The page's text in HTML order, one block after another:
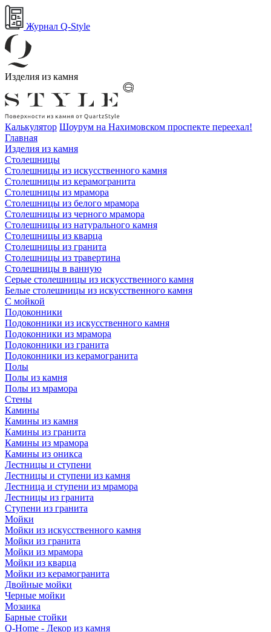
Журнал Q-Style
Изделия из камня
Калькулятор Шоурум на Нахимовском проспекте переехал!
Главная
Изделия из камня
Столешницы
Столешницы из искусственного камня
Столешницы из керамогранита
Столешницы из мрамора
Столешницы из белого мрамора
Столешницы из черного мрамора
Столешницы из натурального камня
Столешницы из кварца
Столешницы из гранита
Столешницы из травертина
Столешницы в ванную
Серые столешницы из искусственного камня
Белые столешницы из искусственного камня
С мойкой
Подоконники
Подоконники из искусственного камня
Подоконники из мрамора
Подоконники из гранита
Подоконники из керамогранита
Полы
Полы из камня
Полы из мрамора
Стены
Камины
Камины из камня
Камины из гранита
Камины из мрамора
Камины из оникса
Лестницы и ступени
Лестницы и ступени из камня
Лестница и ступени из мрамора
Лестницы из гранита
Ступени из гранита
Мойки
Мойки из искусственного камня
Мойки из гранита
Мойки из мрамора
Мойки из кварца
Мойки из керамогранита
Двойные мойки
Черные мойки
Мозаика
Барные стойки
Q-Home - Декор из камня